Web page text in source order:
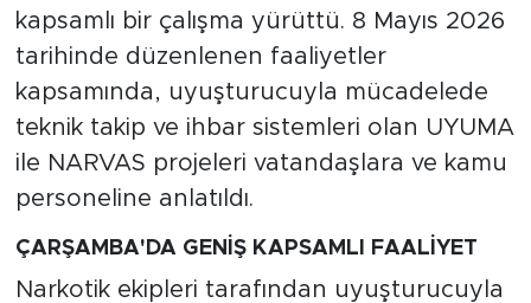
kapsamlı bir çalışma yürüttü. 8 Mayıs 2026
tarihinde düzenlenen faaliyetler
kapsamında, uyuşturucuyla mücadelede
teknik takip ve ihbar sistemleri olan UYUMA
ile NARVAS projeleri vatandaşlara ve kamu
personeline anlatıldı.
ÇARŞAMBA'DA GENİŞ KAPSAMLI FAALİYET
Narkotik ekipleri tarafından uyuşturucuyla